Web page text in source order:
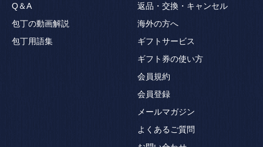
Q＆A
包丁の動画解説
包丁用語集
返品・交換・キャンセル
海外の方へ
ギフトサービス
ギフト券の使い方
会員規約
会員登録
メールマガジン
よくあるご質問